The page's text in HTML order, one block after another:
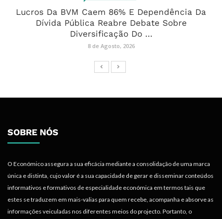
Lucros Da BVM Caem 86% E Dependência Da
Dívida Pública Reabre Debate Sobre
Diversificação Do ...
8 de Agosto, 2026
SOBRE NÓS
O Económico assegura a sua eficácia mediante a consolidação de uma marca
única e distinta, cujo valor é a sua capacidade de gerar e disseminar conteúdos
informativos e formativos de especialidade económica em termos tais que
estes se traduzem em mais-valias para quem recebe, acompanha e absorve as
informações veiculadas nos diferentes meios do projecto. Portanto, o